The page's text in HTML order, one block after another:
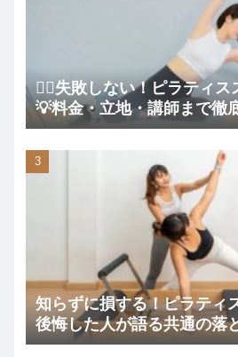
🧘‍♀️失敗しない！ピラティ
💡料金・立地・講師まで徹
知らずに損する！ピラティ
後悔した人が語る共通の落